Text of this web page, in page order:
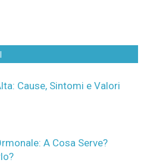
Cause, Sintomi e Valori
A Cosa Serve?